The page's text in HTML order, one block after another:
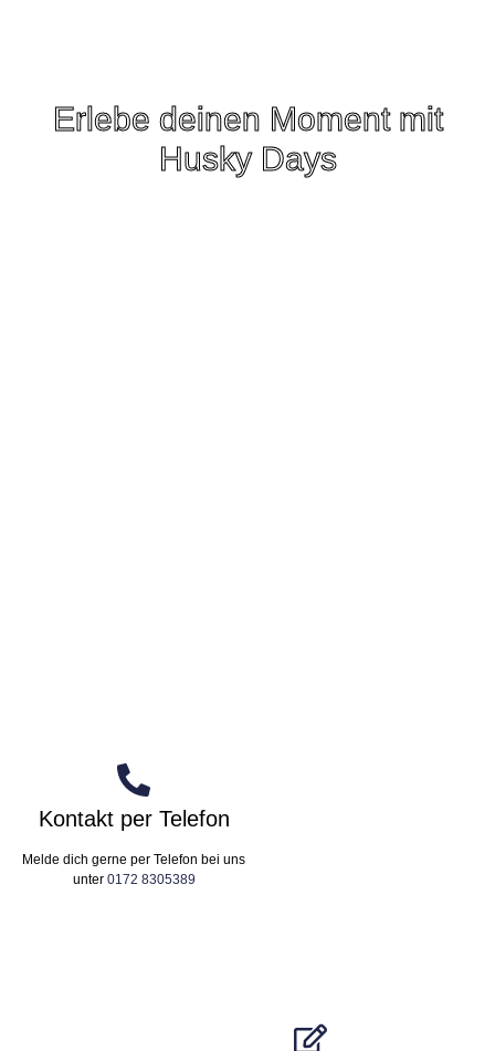
Erlebe deinen Moment mit
Husky Days
Kontakt per Telefon
Melde dich gerne per Telefon bei uns
unter 0172 8305389